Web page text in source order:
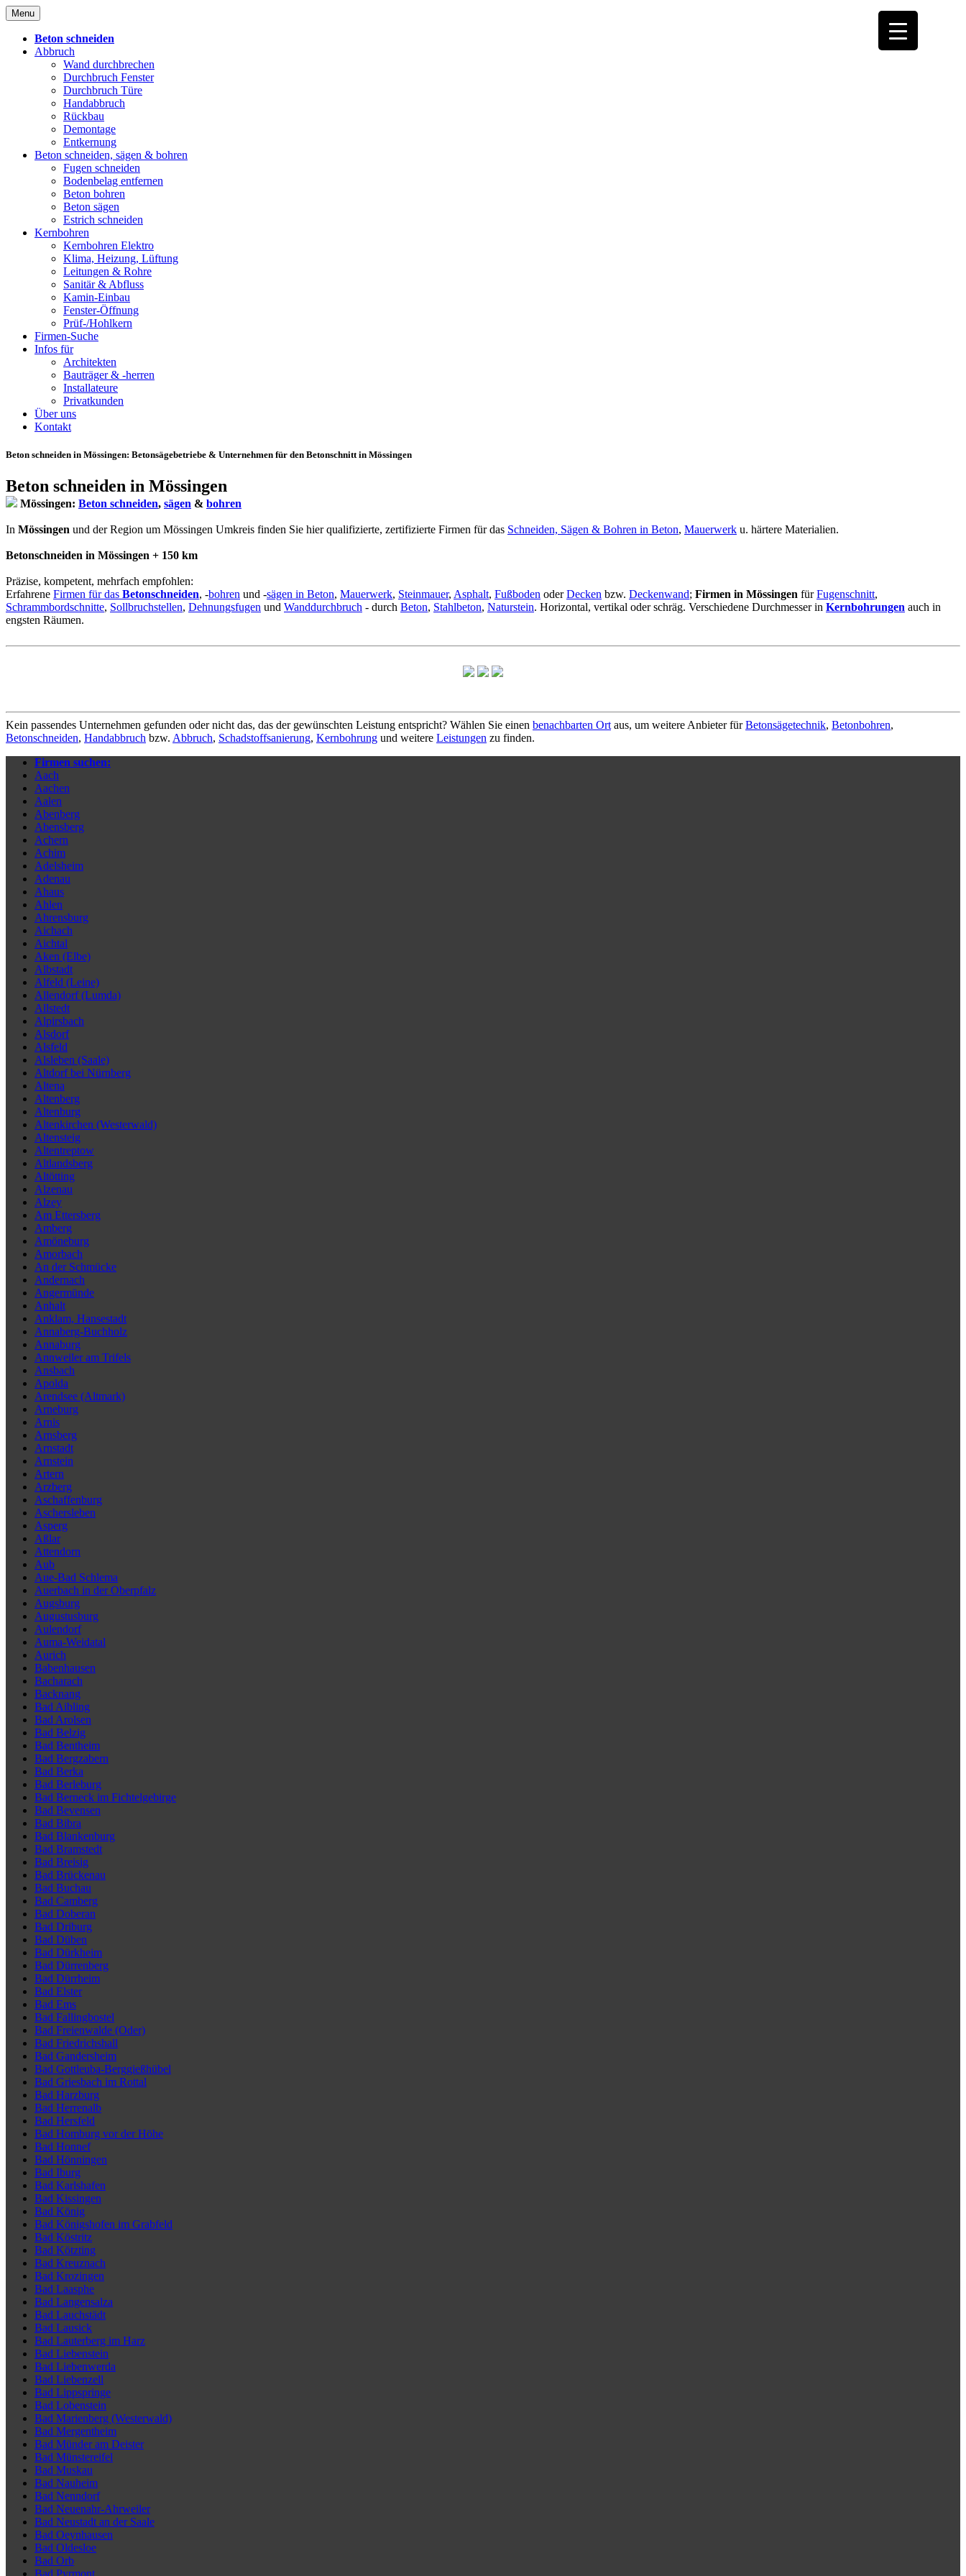
Skip
to
content
Menu
Beton schneiden
Abbruch
Wand durchbrechen
Durchbruch Fenster
Durchbruch Türe
Handabbruch
Rückbau
Demontage
Entkernung
Beton schneiden, sägen & bohren
Fugen schneiden
Bodenbelag entfernen
Beton bohren
Beton sägen
Estrich schneiden
Kernbohren
Kernbohren Elektro
Klima, Heizung, Lüftung
Leitungen & Rohre
Sanitär & Abfluss
Kamin-Einbau
Fenster-Öffnung
Prüf-/Hohlkern
Firmen-Suche
Infos für
Architekten
Bauträger & -herren
Installateure
Privatkunden
Über uns
Kontakt
Beton schneiden in Mössingen: Betonsägebetriebe & Unternehmen für den Betonschnitt in Mössingen
Beton schneiden in Mössingen
Mössingen: Beton schneiden, sägen & bohren
In Mössingen und der Region um Mössingen Umkreis finden Sie hier qualifizierte, zertifizierte Firmen für das Schneiden, Sägen & Bohren in Beton, Mauerwerk u. härtere Materialien.
Betonschneiden in Mössingen + 150 km
Präzise, kompetent, mehrfach empfohlen:
Erfahrene Firmen für das Betonschneiden, -bohren und -sägen in Beton, Mauerwerk, Steinmauer, Asphalt, Fußboden oderDecken bzw. Deckenwand; Firmen in Mössingen fürFugenschnitt,
Schrammbordschnitte, Sollbruchstellen, Dehnungsfugen und Wanddurchbruch - durch Beton, Stahlbeton, Naturstein. Horizontal, vertikal oder schräg. Verschiedene Durchmesser in Kernbohrungen auch in
engsten Räumen.
Kein passendes Unternehmen gefunden oder nicht das, das der gewünschten Leistung entspricht? Wählen Sie einen benachbarten Ort aus, um weitere Anbieter fürBetonsägetechnik, Betonbohren,
Betonschneiden, Handabbruch bzw. Abbruch, Schadstoffsanierung, Kernbohrung und weitere Leistungen zu finden.
Firmen suchen:
Aach
Aachen
Aalen
Abenberg
Abensberg
Achern
Achim
Adelsheim
Adenau
Ahaus
Ahlen
Ahrensburg
Aichach
Aichtal
Aken (Elbe)
Albstadt
Alfeld (Leine)
Allendorf (Lumda)
Allstedt
Alpirsbach
Alsdorf
Alsfeld
Alsleben (Saale)
Altdorf bei Nürnberg
Altena
Altenberg
Altenburg
Altenkirchen (Westerwald)
Altensteig
Altentreptow
Altlandsberg
Altötting
Alzenau
Alzey
Am Ettersberg
Amberg
Amöneburg
Amorbach
An der Schmücke
Andernach
Angermünde
Anhalt
Anklam, Hansestadt
Annaberg-Buchholz
Annaburg
Annweiler am Trifels
Ansbach
Apolda
Arendsee (Altmark)
Arneburg
Arnis
Arnsberg
Arnstadt
Arnstein
Artern
Arzberg
Aschaffenburg
Aschersleben
Asperg
Aßlar
Attendorn
Aub
Aue-Bad Schlema
Auerbach in der Oberpfalz
Augsburg
Augustusburg
Aulendorf
Auma-Weidatal
Aurich
Babenhausen
Bacharach
Backnang
Bad Aibling
Bad Arolsen
Bad Belzig
Bad Bentheim
Bad Bergzabern
Bad Berka
Bad Berleburg
Bad Berneck im Fichtelgebirge
Bad Bevensen
Bad Bibra
Bad Blankenburg
Bad Bramstedt
Bad Breisig
Bad Brückenau
Bad Buchau
Bad Camberg
Bad Doberan
Bad Driburg
Bad Düben
Bad Dürkheim
Bad Dürrenberg
Bad Dürrheim
Bad Elster
Bad Ems
Bad Fallingbostel
Bad Freienwalde (Oder)
Bad Friedrichshall
Bad Gandersheim
Bad Gottleuba-Berggießhübel
Bad Griesbach im Rottal
Bad Harzburg
Bad Herrenalb
Bad Hersfeld
Bad Homburg vor der Höhe
Bad Honnef
Bad Hönningen
Bad Iburg
Bad Karlshafen
Bad Kissingen
Bad König
Bad Königshofen im Grabfeld
Bad Köstritz
Bad Kötzting
Bad Kreuznach
Bad Krozingen
Bad Laasphe
Bad Langensalza
Bad Lauchstädt
Bad Lausick
Bad Lauterberg im Harz
Bad Liebenstein
Bad Liebenwerda
Bad Liebenzell
Bad Lippspringe
Bad Lobenstein
Bad Marienberg (Westerwald)
Bad Mergentheim
Bad Münder am Deister
Bad Münstereifel
Bad Muskau
Bad Nauheim
Bad Nenndorf
Bad Neuenahr-Ahrweiler
Bad Neustadt an der Saale
Bad Oeynhausen
Bad Oldesloe
Bad Orb